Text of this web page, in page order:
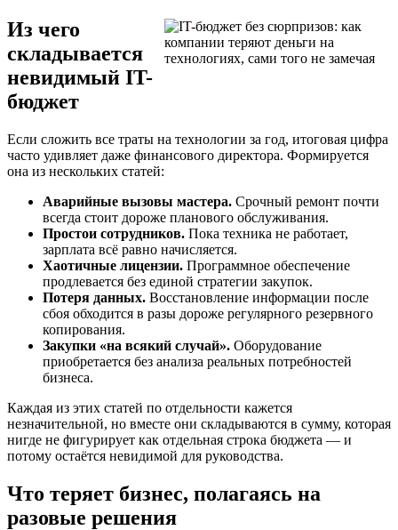
Из чего
складывается
невидимый IT-
бюджет
Если сложить все траты на технологии за год, итоговая цифра
часто удивляет даже финансового директора. Формируется
она из нескольких статей:
Аварийные вызовы мастера. Срочный ремонт почти
всегда стоит дороже планового обслуживания.
Простои сотрудников. Пока техника не работает,
зарплата всё равно начисляется.
Хаотичные лицензии. Программное обеспечение
продлевается без единой стратегии закупок.
Потеря данных. Восстановление информации после
сбоя обходится в разы дороже регулярного резервного
копирования.
Закупки «на всякий случай». Оборудование
приобретается без анализа реальных потребностей
бизнеса.
Каждая из этих статей по отдельности кажется
незначительной, но вместе они складываются в сумму, которая
нигде не фигурирует как отдельная строка бюджета — и
потому остаётся невидимой для руководства.
Что теряет бизнес, полагаясь на
разовые решения